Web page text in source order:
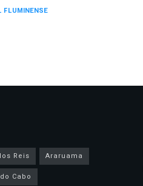
FLUMINENSE
Reis
Araruama
Cabo